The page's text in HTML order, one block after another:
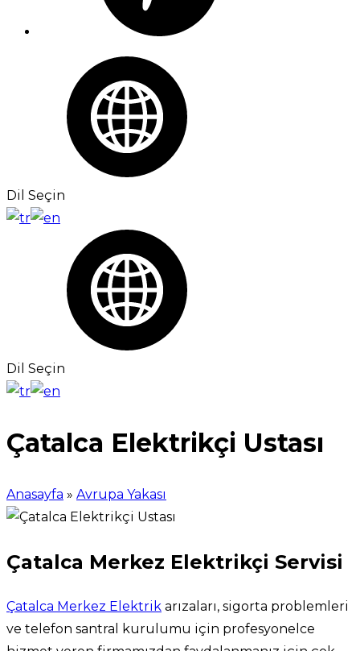
Dil Seçin
Dil Seçin
Çatalca Elektrikçi Ustası
Anasayfa » Avrupa Yakası
Çatalca Merkez Elektrikçi Servisi
Çatalca Merkez Elektrik arızaları, sigorta problemleri
ve telefon santral kurulumu için profesyonelce